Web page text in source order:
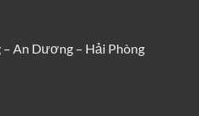
An Dương – Hải Phòng